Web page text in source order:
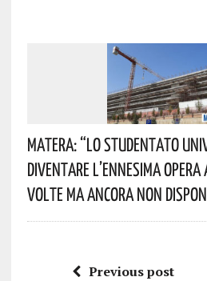
Matera: “Lo Studentato
Diventare L’ennesima
Volte Ma Ancora Non
Previous post